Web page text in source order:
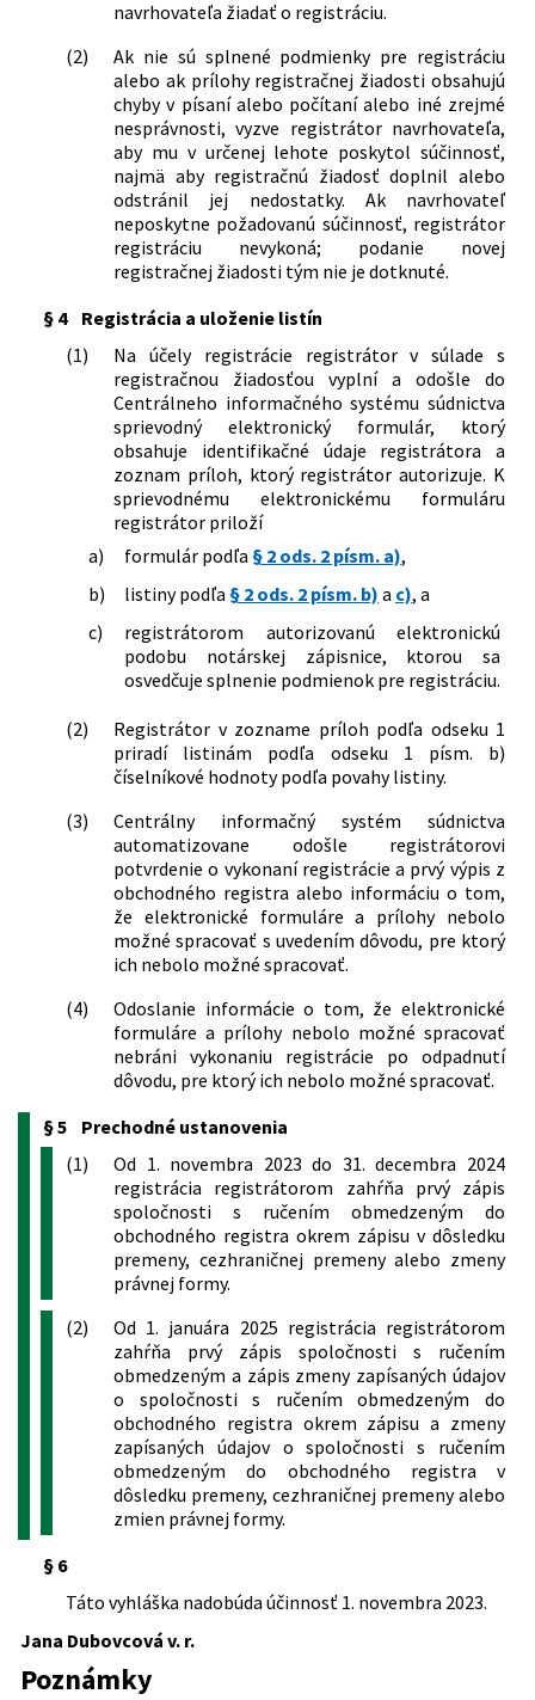
navrhovateľa žiadať o registráciu.
(2)
Ak nie sú splnené podmienky pre registráciu
alebo ak prílohy registračnej žiadosti obsahujú
chyby v písaní alebo počítaní alebo iné zrejmé
nesprávnosti, vyzve registrátor navrhovateľa,
aby mu v určenej lehote poskytol súčinnosť,
najmä aby registračnú žiadosť doplnil alebo
odstránil jej nedostatky. Ak navrhovateľ
neposkytne požadovanú súčinnosť, registrátor
registráciu nevykoná; podanie novej
registračnej žiadosti tým nie je dotknuté.
§ 4
Registrácia a uloženie listín
(1)
Na účely registrácie registrátor v súlade s
registračnou žiadosťou vyplní a odošle do
Centrálneho informačného systému súdnictva
sprievodný elektronický formulár, ktorý
obsahuje identifikačné údaje registrátora a
zoznam príloh, ktorý registrátor autorizuje. K
sprievodnému elektronickému formuláru
registrátor priloží
a)
formulár podľa § 2 ods. 2 písm. a),
b)
listiny podľa § 2 ods. 2 písm. b) a c), a
c)
registrátorom autorizovanú elektronickú
podobu notárskej zápisnice, ktorou sa
osvedčuje splnenie podmienok pre registráciu.
(2)
Registrátor v zozname príloh podľa odseku 1
priradí listinám podľa odseku 1 písm. b)
číselníkové hodnoty podľa povahy listiny.
(3)
Centrálny informačný systém súdnictva
automatizovane odošle registrátorovi
potvrdenie o vykonaní registrácie a prvý výpis z
obchodného registra alebo informáciu o tom,
že elektronické formuláre a prílohy nebolo
možné spracovať s uvedením dôvodu, pre ktorý
ich nebolo možné spracovať.
(4)
Odoslanie informácie o tom, že elektronické
formuláre a prílohy nebolo možné spracovať
nebráni vykonaniu registrácie po odpadnutí
dôvodu, pre ktorý ich nebolo možné spracovať.
§ 5
Prechodné ustanovenia
(1)
Od 1. novembra 2023 do 31. decembra 2024
registrácia registrátorom zahŕňa prvý zápis
spoločnosti s ručením obmedzeným do
obchodného registra okrem zápisu v dôsledku
premeny, cezhraničnej premeny alebo zmeny
právnej formy.
(2)
Od 1. januára 2025 registrácia registrátorom
zahŕňa prvý zápis spoločnosti s ručením
obmedzeným a zápis zmeny zapísaných údajov
o spoločnosti s ručením obmedzeným do
obchodného registra okrem zápisu a zmeny
zapísaných údajov o spoločnosti s ručením
obmedzeným do obchodného registra v
dôsledku premeny, cezhraničnej premeny alebo
zmien právnej formy.
§ 6
Táto vyhláška nadobúda účinnosť 1. novembra 2023.
Jana Dubovcová v. r.
Poznámky